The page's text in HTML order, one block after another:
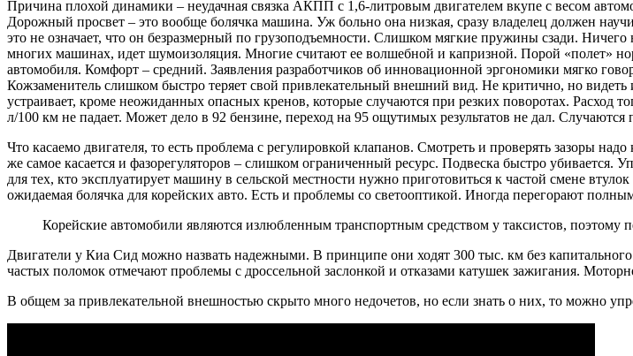
Причина плохой динамики – неудачная связка АКПП с 1,6-литровым двигателем вкупе с весом
Дорожный просвет – это вообще болячка машина. Уж больно она низкая, сразу владелец должен
это не означает, что он безразмерный по грузоподъемности. Слишком мягкие пружины сзади. Ничего
многих машинах, идет шумоизоляция. Многие считают ее волшебной и капризной. Порой «полет»
автомобиля. Комфорт – средний. Заявления разработчиков об инновационной эргономики мягко
Кожзаменитель слишком быстро теряет свой привлекательный внешний вид. Не критично, но видеть
устраивает, кроме неожиданных опасных кренов, которые случаются при резких поворотах. Расход
л/100 км не падает. Может дело в 92 бензине, переход на 95 ощутимых результатов не дал. Случаются
Что касаемо двигателя, то есть проблема с регулировкой клапанов. Смотреть и проверять зазоры
же самое касается и фазорегуляторов – слишком ограниченный ресурс. Подвеска быстро
для тех, кто эксплуатирует машину в сельской местности нужно приготовиться к частой смене
ожидаемая болячка для корейских авто. Есть и проблемы со светооптикой. Иногда перегорают
Корейские автомобили являются излюбленным транспортным средством у таксистов, поэтому
Двигатели у Киа Сид можно назвать надежными. В принципе они ходят 300 тыс. км без
частых поломок отмечают проблемы с дроссельной заслонкой и отказами катушек зажигания.
В общем за привлекательной внешностью скрыто много недочетов, но если знать о них, то можно